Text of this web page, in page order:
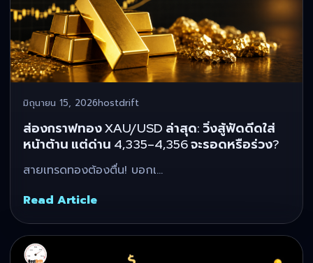
มิถุนายน 15, 2026hostdrift
ส่องกราฟทอง XAU/USD ล่าสุด: วิ่งสู้ฟัดดีดใส่
หน้าต้าน แต่ด่าน 4,335–4,356 จะรอดหรือร่วง?
สายเทรดทองต้องตื่น! บอกเ…
Read Article